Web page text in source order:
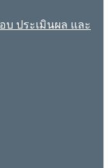
ประเมินผล และ